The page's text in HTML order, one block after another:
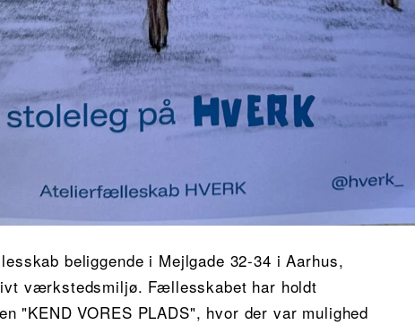
beliggende i Mejlgade 32-34 i Aarhus,
værkstedsmiljø. Fællesskabet har holdt
"KEND VORES PLADS", hvor der var mulighed